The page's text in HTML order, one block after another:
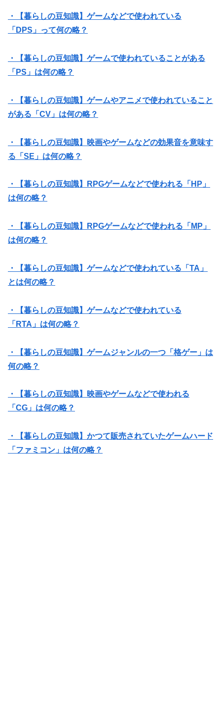
・【暮らしの豆知識】ゲームなどで使われている
「DPS」って何の略？
・【暮らしの豆知識】ゲームで使われていることがある
「PS」は何の略？
・【暮らしの豆知識】ゲームやアニメで使われていること
がある「CV」は何の略？
・【暮らしの豆知識】映画やゲームなどの効果音を意味す
る「SE」は何の略？
・【暮らしの豆知識】RPGゲームなどで使われる「HP」
は何の略？
・【暮らしの豆知識】RPGゲームなどで使われる「MP」
は何の略？
・【暮らしの豆知識】ゲームなどで使われている「TA」
とは何の略？
・【暮らしの豆知識】ゲームなどで使われている
「RTA」は何の略？
・【暮らしの豆知識】ゲームジャンルの一つ「格ゲー」は
何の略？
・【暮らしの豆知識】映画やゲームなどで使われる
「CG」は何の略？
・【暮らしの豆知識】かつて販売されていたゲームハード
「ファミコン」は何の略？